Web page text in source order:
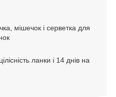
мішечок і серветка для
ланки і 14 днів на